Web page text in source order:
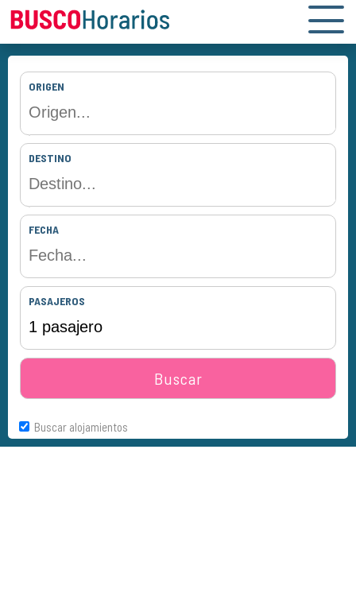
ORIGEN
DESTINO
FECHA
PASAJEROS
Buscar
Buscar alojamientos